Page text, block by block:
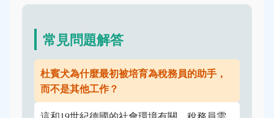
常見問題解答
杜賓犬為什麼最初被培育為稅務員的助手，
而不是其他工作？